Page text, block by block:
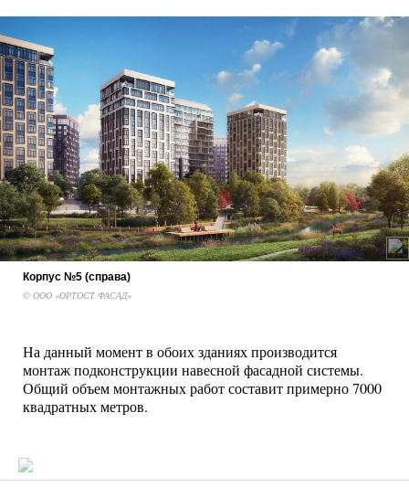
Корпус №5 (справа)
© ООО «ОРТОСТ ФАСАД»
На данный момент в обоих зданиях производится
монтаж подконструкции навесной фасадной системы.
Общий объем монтажных работ составит примерно 7000
квадратных метров.